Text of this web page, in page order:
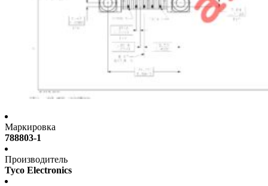
Маркировка
788803-1
Производитель
Tyco Electronics